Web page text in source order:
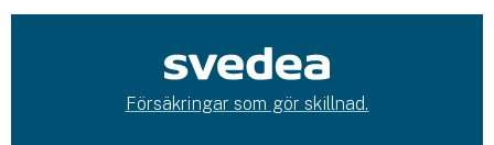
Försäkringar som gör skillnad.